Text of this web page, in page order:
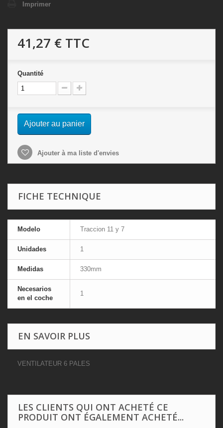
Imprimer
41,27 € TTC
Quantité
Ajouter au panier
Ajouter à ma liste d'envies
FICHE TECHNIQUE
Modelo Traccion 11 y 7
Unidades 1
Medidas 330mm
Necesarios
en el coche
1
EN SAVOIR PLUS
VENTILATEUR 6 PALES
LES CLIENTS QUI ONT ACHETÉ CE
PRODUIT ONT ÉGALEMENT ACHETÉ...